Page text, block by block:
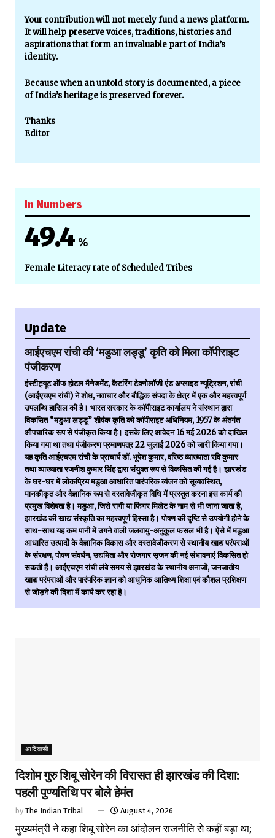
Your contribution will not merely fund a news platform.
It will help preserve voices, traditions, histories and
aspirations that form an invaluable part of India’s
identity.
Because when an untold story is documented, a piece
of India’s heritage is preserved forever.
Thanks
Editor
In Numbers
49.4 %
Female Literacy rate of Scheduled Tribes
Update
आईएचएम रांची की ‘मडुआ लड्डू’ कृति को मिला कॉपीराइट
पंजीकरण
इंस्टीट्यूट ऑफ होटल मैनेजमेंट, कैटरिंग टेक्नोलॉजी एंड अप्लाइड न्यूट्रिशन, रांची
(आईएचएम रांची) ने शोध, नवाचार और बौद्धिक संपदा के क्षेत्र में एक और महत्त्वपूर्ण
उपलब्धि हासिल की है। भारत सरकार के कॉपीराइट कार्यालय ने संस्थान द्वारा
विकसित “मडुआ लड्डू” शीर्षक कृति को कॉपीराइट अधिनियम, 1957 के अंतर्गत
औपचारिक रूप से पंजीकृत किया है। इसके लिए आवेदन 16 मई 2026 को दाखिल
किया गया था तथा पंजीकरण प्रमाणपत्र 22 जुलाई 2026 को जारी किया गया।
यह कृति आईएचएम रांची के प्राचार्य डॉ. भूपेश कुमार, वरिष्ठ व्याख्याता रवि कुमार
तथा व्याख्याता रजनीश कुमार सिंह द्वारा संयुक्त रूप से विकसित की गई है। झारखंड
के घर-घर में लोकप्रिय मडुआ आधारित पारंपरिक व्यंजन को सुव्यवस्थित,
मानकीकृत और वैज्ञानिक रूप से दस्तावेजीकृत विधि में प्रस्तुत करना इस कार्य की
प्रमुख विशेषता है। मडुआ, जिसे रागी या फिंगर मिलेट के नाम से भी जाना जाता है,
झारखंड की खाद्य संस्कृति का महत्त्वपूर्ण हिस्सा है। पोषण की दृष्टि से उपयोगी होने के
साथ-साथ यह कम पानी में उगने वाली जलवायु-अनुकूल फसल भी है। ऐसे में मडुआ
आधारित उत्पादों के वैज्ञानिक विकास और दस्तावेजीकरण से स्थानीय खाद्य परंपराओं
के संरक्षण, पोषण संवर्धन, उद्यमिता और रोजगार सृजन की नई संभावनाएं विकसित हो
सकती हैं। आईएचएम रांची लंबे समय से झारखंड के स्थानीय अनाजों, जनजातीय
खाद्य परंपराओं और पारंपरिक ज्ञान को आधुनिक आतिथ्य शिक्षा एवं कौशल प्रशिक्षण
से जोड़ने की दिशा में कार्य कर रहा है।
आदिवासी
दिशोम गुरु शिबू सोरेन की विरासत ही झारखंड की दिशा:
पहली पुण्यतिथि पर बोले हेमंत
by The Indian Tribal August 4, 2026
मुख्यमंत्री ने कहा शिबू सोरेन का आंदोलन राजनीति से कहीं बड़ा था;